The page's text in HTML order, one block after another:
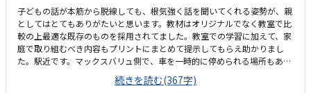
子どもの話が本筋から脱線しても、根気強く話を聞いてくれる姿勢が、親
としてはとてもありがたいと思います。教材はオリジナルでなく教室で比
較の上最適な既存のものを採用されてました。教室での学習に加えて、家
庭で取り組むべき内容もプリントにまとめて提示してもらえ助かりまし
た。駅近です。マックスバリュ側で、車を一時的に停められる場所もある
ので通学に困ることはなくとても便利だと思います。余計なものはなく、
マイクラのぬいぐるみを置いて子ども達がレッスン内容に興味を持てるよ
続きを読む(367字)